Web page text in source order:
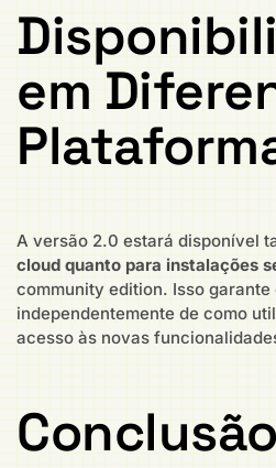
em
A versão 2.0 estará disponível
cloud quanto para instalações
community edition. Isso
independentemente de como
acesso às novas
Conclusão